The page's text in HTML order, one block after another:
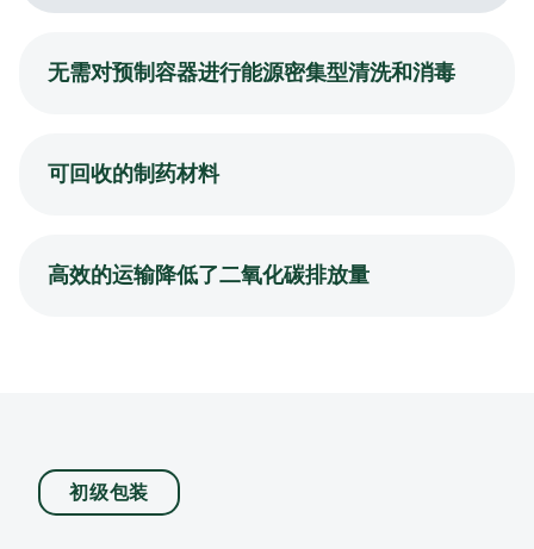
无需对预制容器进行能源密集型清洗和消毒
可回收的制药材料
高效的运输降低了二氧化碳排放量
初级包装